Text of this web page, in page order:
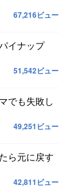
67,216ビュー
イナップ
51,542ビュー
でも失敗し
49,251ビュー
ら元に戻す
42,811ビュー